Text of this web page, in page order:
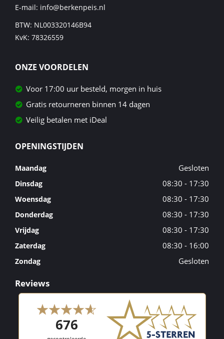
E-mail: info@berkenpeis.nl
BTW: NL003320146B94
KvK: 78326559
ONZE VOORDELEN
Voor 17:00 uur besteld, morgen in huis
Gratis retourneren binnen 14 dagen
Veilig betalen met iDeal
OPENINGSTIJDEN
Maandag Gesloten
Dinsdag 08:30 - 17:30
Woensdag 08:30 - 17:30
Donderdag 08:30 - 17:30
Vrijdag 08:30 - 17:30
Zaterdag 08:30 - 16:00
Zondag Gesloten
Reviews